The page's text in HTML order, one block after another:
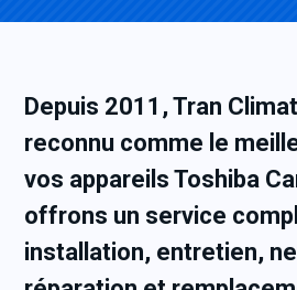
Depuis 2011, Tran
reconnu comme le
vos appareils Toshiba
offrons un service
installation, entretien,